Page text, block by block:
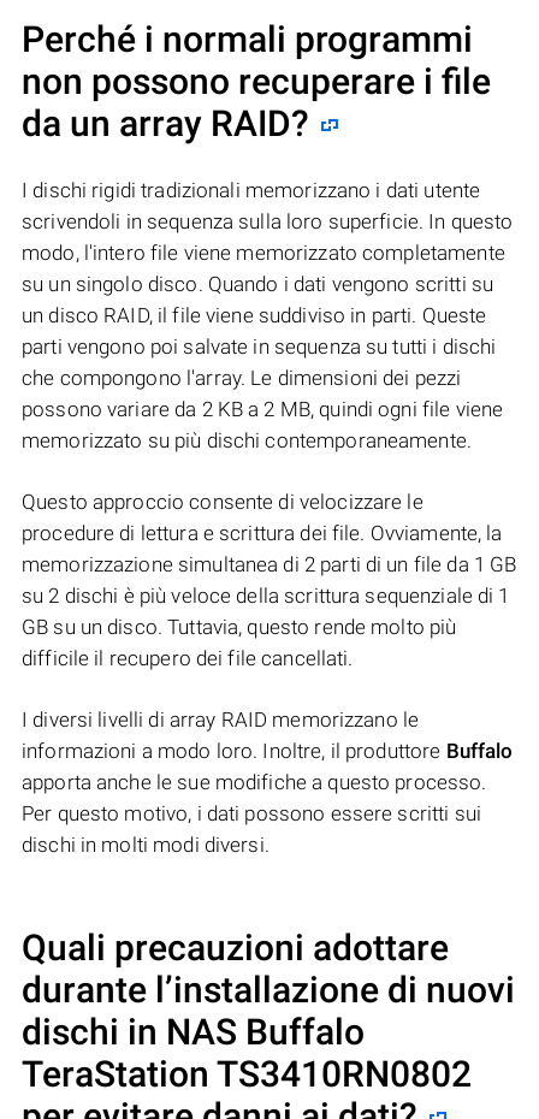
Perché i normali programmi
non possono recuperare i file
da un array RAID?
I dischi rigidi tradizionali memorizzano i dati utente
scrivendoli in sequenza sulla loro superficie. In questo
modo, l'intero file viene memorizzato completamente
su un singolo disco. Quando i dati vengono scritti su
un disco RAID, il file viene suddiviso in parti. Queste
parti vengono poi salvate in sequenza su tutti i dischi
che compongono l'array. Le dimensioni dei pezzi
possono variare da 2 KB a 2 MB, quindi ogni file viene
memorizzato su più dischi contemporaneamente.
Questo approccio consente di velocizzare le
procedure di lettura e scrittura dei file. Ovviamente, la
memorizzazione simultanea di 2 parti di un file da 1 GB
su 2 dischi è più veloce della scrittura sequenziale di 1
GB su un disco. Tuttavia, questo rende molto più
difficile il recupero dei file cancellati.
I diversi livelli di array RAID memorizzano le
informazioni a modo loro. Inoltre, il produttore Buffalo
apporta anche le sue modifiche a questo processo.
Per questo motivo, i dati possono essere scritti sui
dischi in molti modi diversi.
Quali precauzioni adottare
durante l’installazione di nuovi
dischi in NAS Buffalo
TeraStation TS3410RN0802